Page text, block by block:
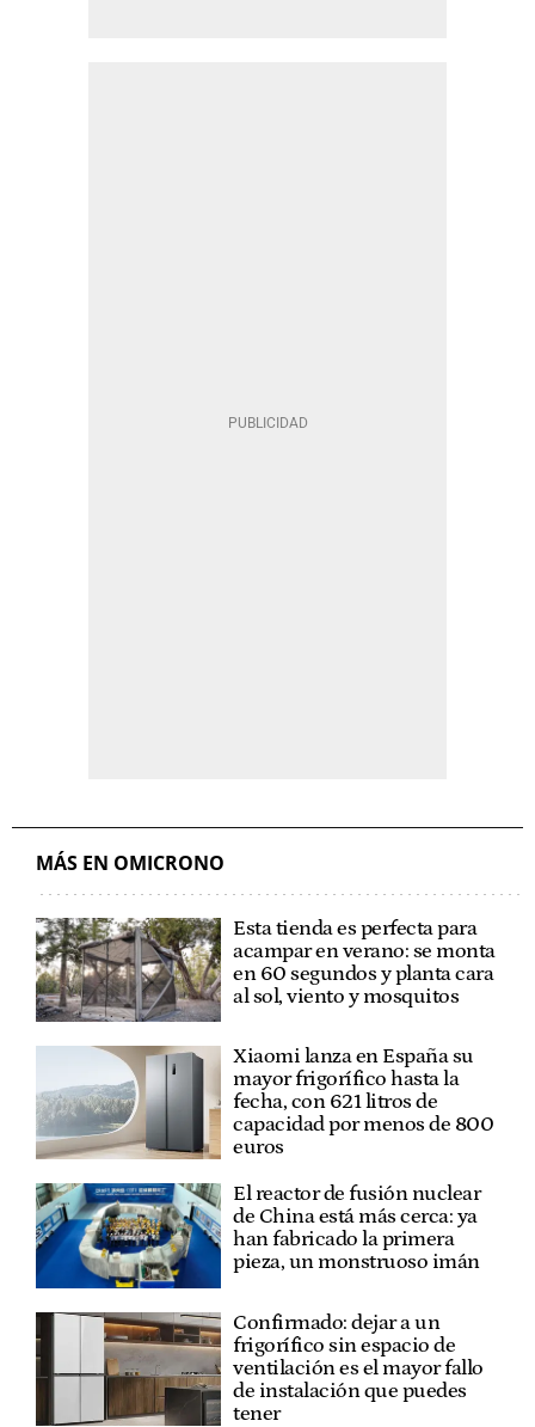
MÁS EN OMICRONO
Esta tienda es perfecta para
acampar en verano: se monta
en 60 segundos y planta cara
al sol, viento y mosquitos
Xiaomi lanza en España su
mayor frigorífico hasta la
fecha, con 621 litros de
capacidad por menos de 800
euros
El reactor de fusión nuclear
de China está más cerca: ya
han fabricado la primera
pieza, un monstruoso imán
Confirmado: dejar a un
frigorífico sin espacio de
ventilación es el mayor fallo
de instalación que puedes
tener